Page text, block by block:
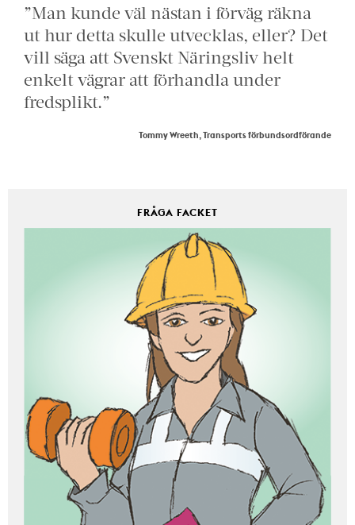
”Man kunde väl nästan i förväg räkna
ut hur detta skulle utvecklas, eller? Det
vill säga att Svenskt Näringsliv helt
enkelt vägrar att förhandla under
fredsplikt.”
Tommy Wreeth, Transports förbundsordförande
FRÅGA FACKET